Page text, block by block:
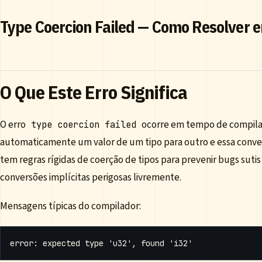
Type Coercion Failed — Como Resolver
O Que Este Erro Significa
O erro type coercion failed ocorre em tempo de
automaticamente um valor de um tipo para outro e essa
tem regras rígidas de coerção de tipos para prevenir bugs
conversões implícitas perigosas livremente.
Mensagens típicas do compilador: